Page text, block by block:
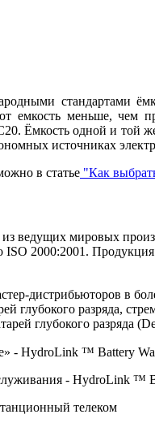
стандартами
емкость меньше, чем
Ёмкость одной и той
источниках
в статье "Как
ведущих мировых
2000:2001.
дистрибьюторов в
глубокого разряда,
глубокого разряда
- HydroLink ™ Battery
- HydroLink ™
телеком